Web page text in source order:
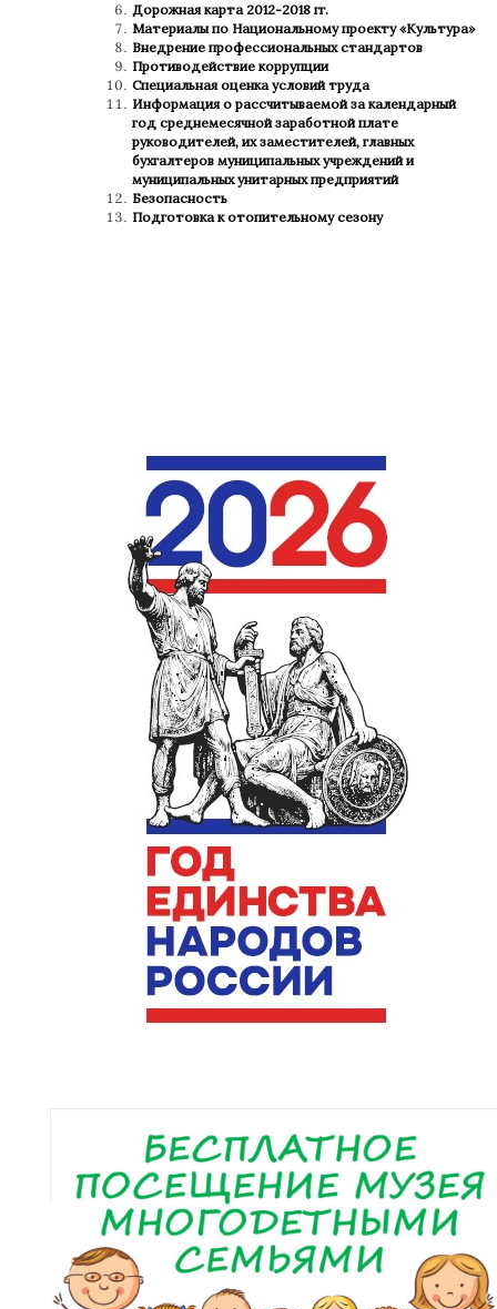
Дорожная карта 2012-2018 гг.
Материалы по Национальному проекту «Культура»
Внедрение профессиональных стандартов
Противодействие коррупции
Специальная оценка условий труда
Информация о рассчитываемой за календарный
год среднемесячной заработной плате
руководителей, их заместителей, главных
бухгалтеров муниципальных учреждений и
муниципальных унитарных предприятий
Безопасность
Подготовка к отопительному сезону